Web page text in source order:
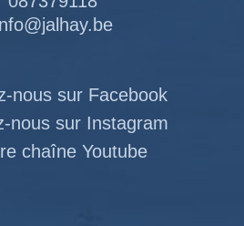
nous sur Facebook
nous sur Instagram
chaîne Youtube